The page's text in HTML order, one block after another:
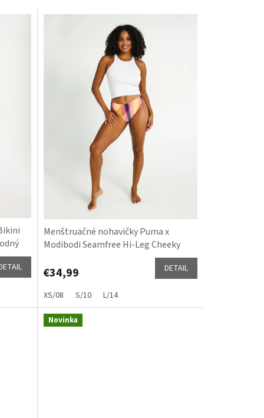
Menštruačné nohavičky Puma x
Modibodi Seamfree Hi-Leg Cheeky
Light-Moderate Sunset Glow
€34,99 DETAIL
XS/08 S/10 L/14
Novinka